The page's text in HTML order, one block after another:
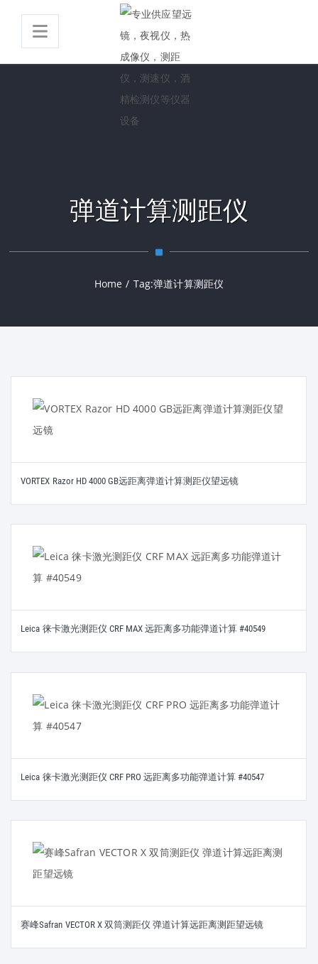
弹道计算测距仪
Home / Tag:弹道计算测距仪
VORTEX Razor HD 4000 GB远距离弹道计算测距仪望远镜
Leica 徕卡激光测距仪 CRF MAX 远距离多功能弹道计算 #40549
Leica 徕卡激光测距仪 CRF PRO 远距离多功能弹道计算 #40547
赛峰Safran VECTOR X 双筒测距仪 弹道计算远距离测距望远镜